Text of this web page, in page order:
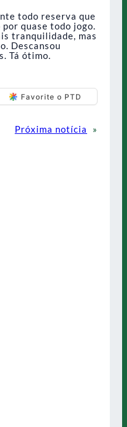
todo reserva que
quase todo jogo.
tranquilidade, mas
Descansou
Tá ótimo.
Favorite o PTD
Próxima notícia
»